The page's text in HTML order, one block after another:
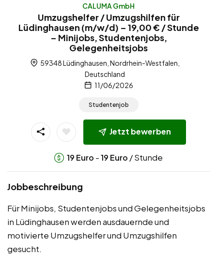
CALUMA GmbH
Umzugshelfer / Umzugshilfen für
Lüdinghausen (m/w/d) – 19,00 € / Stunde
– Minijobs, Studentenjobs,
Gelegenheitsjobs
59348 Lüdinghausen, Nordrhein-Westfalen,
Deutschland
11/06/2026
Studentenjob
Jetzt bewerben
19 Euro -19 Euro / Stunde
Jobbeschreibung
Für Minijobs, Studentenjobs und Gelegenheitsjobs
in Lüdinghausen werden ausdauernde und
motivierte Umzugshelfer und Umzugshilfen
gesucht.